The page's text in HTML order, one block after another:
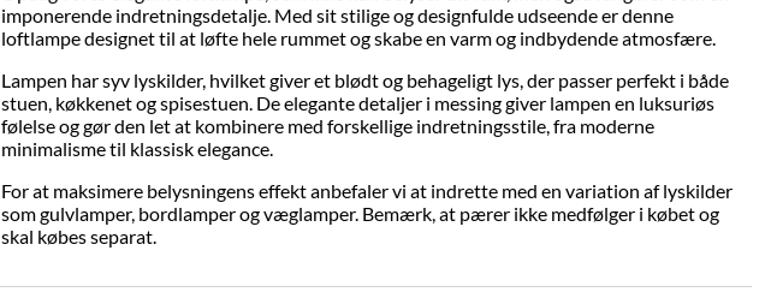
imponerende indretningsdetalje. Med sit stilige og designfulde udseende er denne
loftlampe designet til at løfte hele rummet og skabe en varm og indbydende atmosfære.
Lampen har syv lyskilder, hvilket giver et blødt og behageligt lys, der passer perfekt i både
stuen, køkkenet og spisestuen. De elegante detaljer i messing giver lampen en luksuriøs
følelse og gør den let at kombinere med forskellige indretningsstile, fra moderne
minimalisme til klassisk elegance.
For at maksimere belysningens effekt anbefaler vi at indrette med en variation af lyskilder
som gulvlamper, bordlamper og væglamper. Bemærk, at pærer ikke medfølger i købet og
skal købes separat.